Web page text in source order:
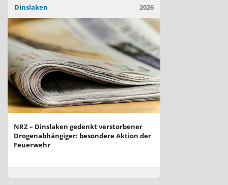
2026
Dinslaken
NRZ – Dinslaken gedenkt verstorbener
Drogenabhängiger: besondere Aktion der
Feuerwehr